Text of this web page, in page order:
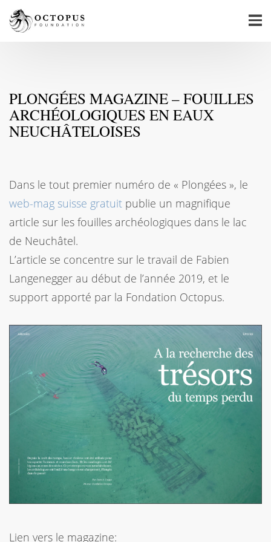
PLONGÉES MAGAZINE – FOUILLES
ARCHÉOLOGIQUES EN EAUX
NEUCHÂTELOISES
Dans le tout premier numéro de « Plongées », le
web-mag suisse gratuit publie un magnifique
article sur les fouilles archéologiques dans le lac
de Neuchâtel.
L’article se concentre sur le travail de Fabien
Langenegger au début de l’année 2019, et le
support apporté par la Fondation Octopus.
Lien vers le magazine: